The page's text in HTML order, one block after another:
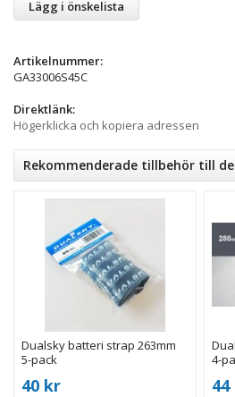
Lägg i önskelista
Artikelnummer:
GA33006S45C
Direktlänk:
Högerklicka och kopiera adressen
Rekommenderade tillbehör till
Dualsky batteri strap 263mm
5-pack
40 kr
4-